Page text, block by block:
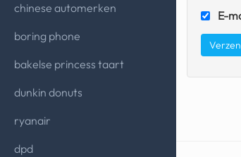
chinese automerken
boring phone
bakelse princess taart
dunkin donuts
ryanair
dpd
E-